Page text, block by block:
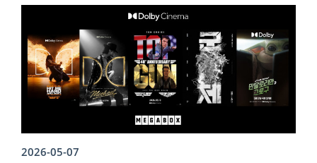
2026-05-07